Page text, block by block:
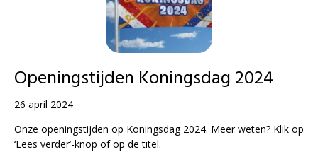
Openingstijden Koningsdag 2024
26 april 2024
Onze openingstijden op Koningsdag 2024. Meer weten? Klik op
‘Lees verder’-knop of op de titel.